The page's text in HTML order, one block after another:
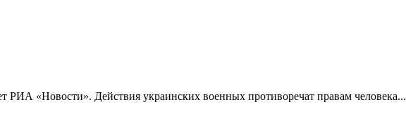
«Новости». Действия украинских военных противоречат правам человека...